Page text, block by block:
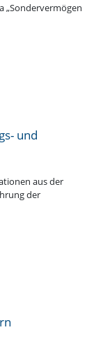
„Sonder­ver­mögen
und
aus der
der